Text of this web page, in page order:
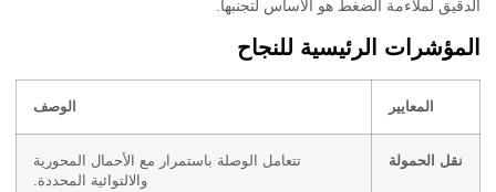
لملاءمة الضغط هو الأساس لتجنبها.
الرئيسية للنجاح
المعايير الوصف
نقل الحمولة
تتعامل الوصلة باستمرار مع الأحمال المحورية
والالتوائية المحددة.